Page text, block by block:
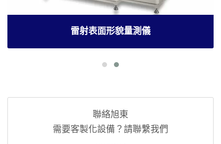
雷射表面形貌量測儀
聯絡旭東
需要客製化設備？請聯繫我們